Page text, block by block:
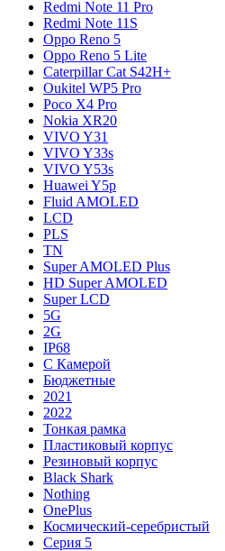
Redmi Note 11 Pro
Redmi Note 11S
Oppo Reno 5
Oppo Reno 5 Lite
Caterpillar Cat S42H+
Oukitel WP5 Pro
Poco X4 Pro
Nokia XR20
VIVO Y31
VIVO Y33s
VIVO Y53s
Huawei Y5p
Fluid AMOLED
LCD
PLS
TN
Super AMOLED Plus
HD Super AMOLED
Super LCD
5G
2G
IP68
С Камерой
Бюджетные
2021
2022
Тонкая рамка
Пластиковый корпус
Резиновый корпус
Black Shark
Nothing
OnePlus
Космический-серебристый
Серия 5